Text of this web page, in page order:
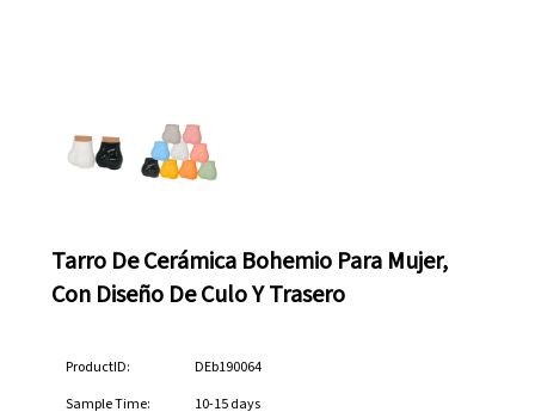
Tarro De Cerámica Bohemio Para Mujer,
Con Diseño De Culo Y Trasero
ProductID:
DEb190064
Sample Time:
10-15 days